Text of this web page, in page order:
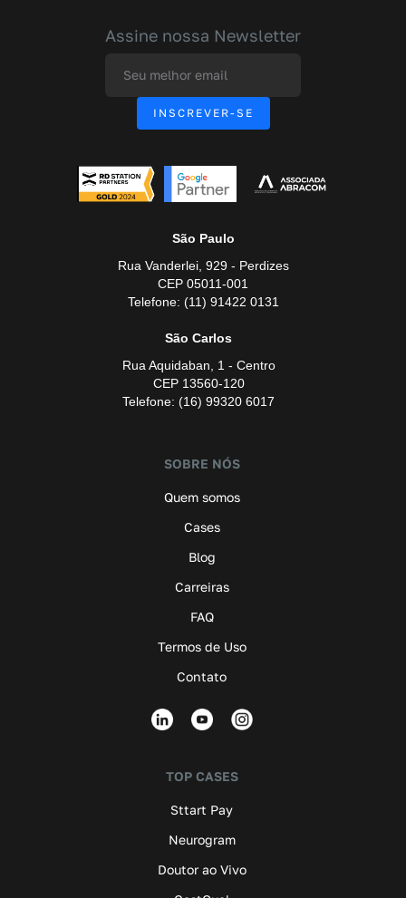
Assine nossa Newsletter
São Paulo
Rua Vanderlei, 929 - Perdizes
CEP 05011-001
Telefone: (11) 91422 0131
São Carlos
Rua Aquidaban, 1 - Centro
CEP 13560-120
Telefone: (16) 99320 6017
SOBRE NÓS
Quem somos
Cases
Blog
Carreiras
FAQ
Termos de Uso
Contato
TOP CASES
Sttart Pay
Neurogram
Doutor ao Vivo